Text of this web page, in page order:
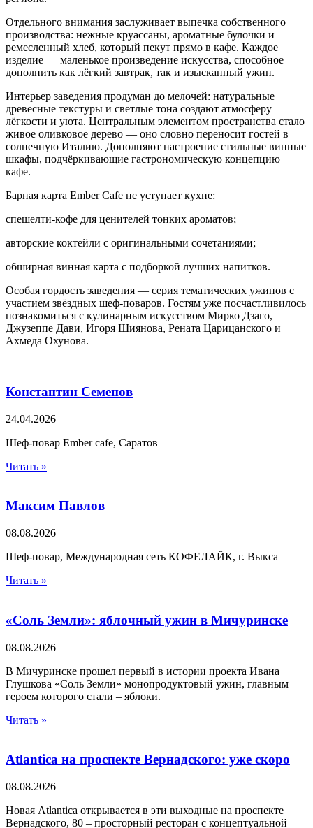
Отдельного внимания заслуживает выпечка собственного
производства: нежные круассаны, ароматные булочки и
ремесленный хлеб, который пекут прямо в кафе. Каждое
изделие — маленькое произведение искусства, способное
дополнить как лёгкий завтрак, так и изысканный ужин.
Интерьер заведения продуман до мелочей: натуральные
древесные текстуры и светлые тона создают атмосферу
лёгкости и уюта. Центральным элементом пространства стало
живое оливковое дерево — оно словно переносит гостей в
солнечную Италию. Дополняют настроение стильные винные
шкафы, подчёркивающие гастрономическую концепцию
кафе.
Барная карта Ember Cafe не уступает кухне:
спешелти‑кофе для ценителей тонких ароматов;
авторские коктейли с оригинальными сочетаниями;
обширная винная карта с подборкой лучших напитков.
Особая гордость заведения — серия тематических ужинов с
участием звёздных шеф‑поваров. Гостям уже посчастливилось
познакомиться с кулинарным искусством Мирко Дзаго,
Джузеппе Дави, Игоря Шиянова, Рената Царицанского и
Ахмеда Охунова.
Константин Семенов
24.04.2026
Шеф-повар Ember cafe, Саратов
Читать »
Максим Павлов
08.08.2026
Шеф-повар, Международная сеть КОФЕЛАЙК, г. Выкса
Читать »
«Соль Земли»: яблочный ужин в Мичуринске
08.08.2026
В Мичуринске прошел первый в истории проекта Ивана
Глушкова «Соль Земли» монопродуктовый ужин, главным
героем которого стали – яблоки.
Читать »
Atlantica на проспекте Вернадского: уже скоро
08.08.2026
Новая Atlantica открывается в эти выходные на проспекте
Вернадского, 80 – просторный ресторан с концептуальной